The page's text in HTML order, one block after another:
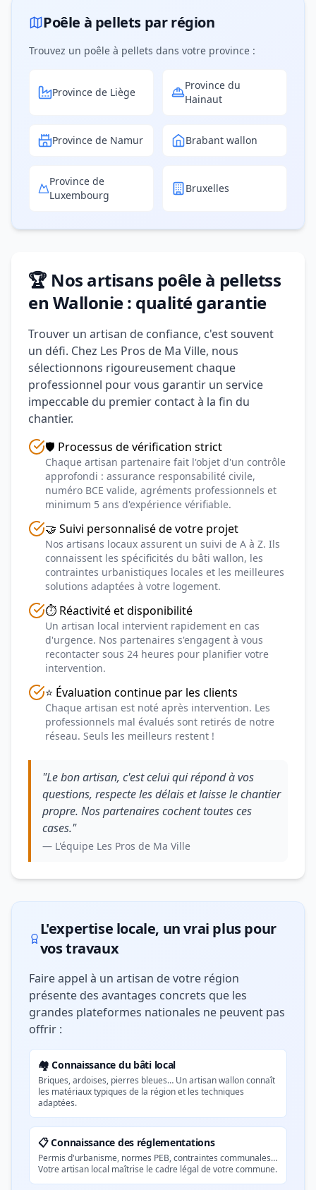
Poêle à pellets par région
Trouvez un poêle à pellets dans votre province :
Province de Liège
Province du
Hainaut
Province de Namur Brabant wallon
Province de
Luxembourg
Bruxelles
🏆 Nos artisans poêle à pelletss
en Wallonie : qualité garantie
Trouver un artisan de confiance, c'est souvent
un défi. Chez Les Pros de Ma Ville, nous
sélectionnons rigoureusement chaque
professionnel pour vous garantir un service
impeccable du premier contact à la fin du
chantier.
🛡️ Processus de vérification strict
Chaque artisan partenaire fait l'objet d'un contrôle
approfondi : assurance responsabilité civile,
numéro BCE valide, agréments professionnels et
minimum 5 ans d'expérience vérifiable.
🤝 Suivi personnalisé de votre projet
Nos artisans locaux assurent un suivi de A à Z. Ils
connaissent les spécificités du bâti wallon, les
contraintes urbanistiques locales et les meilleures
solutions adaptées à votre logement.
⏱️ Réactivité et disponibilité
Un artisan local intervient rapidement en cas
d'urgence. Nos partenaires s'engagent à vous
recontacter sous 24 heures pour planifier votre
intervention.
⭐ Évaluation continue par les clients
Chaque artisan est noté après intervention. Les
professionnels mal évalués sont retirés de notre
réseau. Seuls les meilleurs restent !
"Le bon artisan, c'est celui qui répond à vos
questions, respecte les délais et laisse le chantier
propre. Nos partenaires cochent toutes ces
cases."
— L'équipe Les Pros de Ma Ville
L'expertise locale, un vrai plus pour
vos travaux
Faire appel à un artisan de votre région
présente des avantages concrets que les
grandes plateformes nationales ne peuvent pas
offrir :
🏘️ Connaissance du bâti local
Briques, ardoises, pierres bleues… Un artisan wallon connaît
les matériaux typiques de la région et les techniques
adaptées.
📋 Connaissance des réglementations
Permis d'urbanisme, normes PEB, contraintes communales…
Votre artisan local maîtrise le cadre légal de votre commune.